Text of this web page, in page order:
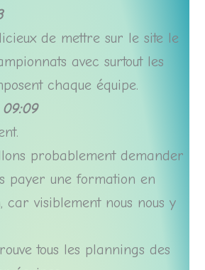
de mettre sur le site le
avec surtout les
chaque équipe.
probablement demander
payer une formation en
car visiblement nous nous y
tous les plannings des